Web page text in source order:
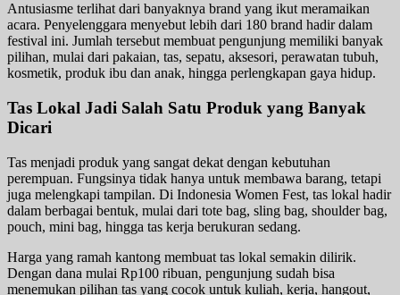
Antusiasme terlihat dari banyaknya brand yang ikut meramaikan
acara. Penyelenggara menyebut lebih dari 180 brand hadir dalam
festival ini. Jumlah tersebut membuat pengunjung memiliki banyak
pilihan, mulai dari pakaian, tas, sepatu, aksesori, perawatan tubuh,
kosmetik, produk ibu dan anak, hingga perlengkapan gaya hidup.
Tas Lokal Jadi Salah Satu Produk yang Banyak
Dicari
Tas menjadi produk yang sangat dekat dengan kebutuhan
perempuan. Fungsinya tidak hanya untuk membawa barang, tetapi
juga melengkapi tampilan. Di Indonesia Women Fest, tas lokal hadir
dalam berbagai bentuk, mulai dari tote bag, sling bag, shoulder bag,
pouch, mini bag, hingga tas kerja berukuran sedang.
Harga yang ramah kantong membuat tas lokal semakin dilirik.
Dengan dana mulai Rp100 ribuan, pengunjung sudah bisa
menemukan pilihan tas yang cocok untuk kuliah, kerja, hangout,